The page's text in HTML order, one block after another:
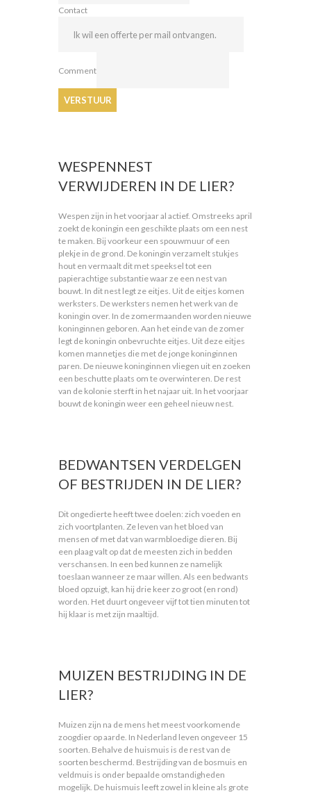
Contact
Comment
VERSTUUR
WESPENNEST
VERWIJDEREN IN DE LIER?
Wespen zijn in het voorjaar al actief. Omstreeks april
zoekt de koningin een geschikte plaats om een nest
te maken. Bij voorkeur een spouwmuur of een
plekje in de grond. De koningin verzamelt stukjes
hout en vermaalt dit met speeksel tot een
papierachtige substantie waar ze een nest van
bouwt. In dit nest legt ze eitjes. Uit de eitjes komen
werksters. De werksters nemen het werk van de
koningin over. In de zomermaanden worden nieuwe
koninginnen geboren. Aan het einde van de zomer
legt de koningin onbevruchte eitjes. Uit deze eitjes
komen mannetjes die met de jonge koninginnen
paren. De nieuwe koninginnen vliegen uit en zoeken
een beschutte plaats om te overwinteren. De rest
van de kolonie sterft in het najaar uit. In het voorjaar
bouwt de koningin weer een geheel nieuw nest.
BEDWANTSEN VERDELGEN
OF BESTRIJDEN IN DE LIER?
Dit ongedierte heeft twee doelen: zich voeden en
zich voortplanten. Ze leven van het bloed van
mensen of met dat van warmbloedige dieren. Bij
een plaag valt op dat de meesten zich in bedden
verschansen. In een bed kunnen ze namelijk
toeslaan wanneer ze maar willen. Als een bedwants
bloed opzuigt, kan hij drie keer zo groot (en rond)
worden. Het duurt ongeveer vijf tot tien minuten tot
hij klaar is met zijn maaltijd.
MUIZEN BESTRIJDING IN DE
LIER?
Muizen zijn na de mens het meest voorkomende
zoogdier op aarde. In Nederland leven ongeveer 15
soorten. Behalve de huismuis is de rest van de
soorten beschermd. Bestrijding van de bosmuis en
veldmuis is onder bepaalde omstandigheden
mogelijk. De huismuis leeft zowel in kleine als grote